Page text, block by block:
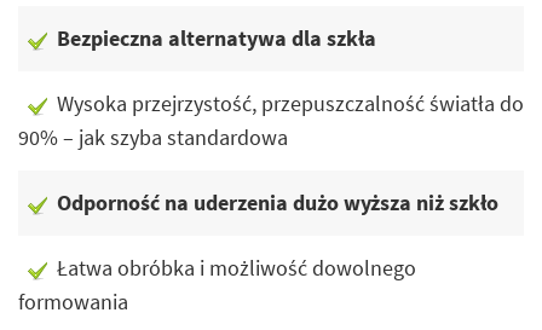
Bezpieczna alternatywa dla szkła
Wysoka przejrzystość, przepuszczalność światła do
90% – jak szyba standardowa
Odporność na uderzenia dużo wyższa niż szkło
Łatwa obróbka i możliwość dowolnego
formowania